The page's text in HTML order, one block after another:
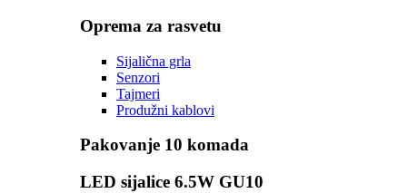
Oprema za rasvetu
Sijalična grla
Senzori
Tajmeri
Produžni kablovi
Pakovanje 10 komada
LED sijalice 6.5W GU10